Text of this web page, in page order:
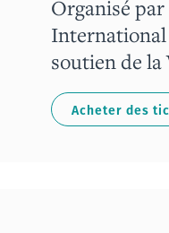
Organisé
International
soutien de
Acheter des